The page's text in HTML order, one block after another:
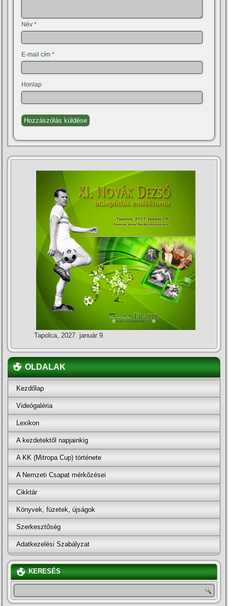
Név*
E-mail cím*
Honlap
Tapolca, 2027. január 9.
OLDALAK
Kezdőlap
Videógaléria
Lexikon
A kezdetektől napjainkig
A KK (Mitropa Cup) története
A Nemzeti Csapat mérkőzései
Cikktár
Könyvek, füzetek, újságok
Szerkesztőség
Adatkezelési Szabályzat
KERESÉS